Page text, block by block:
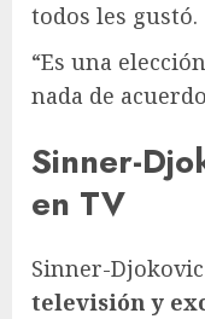
todos les gustó.
“Es una
nada de
Sinner-
en TV
Sinner-
televisión y